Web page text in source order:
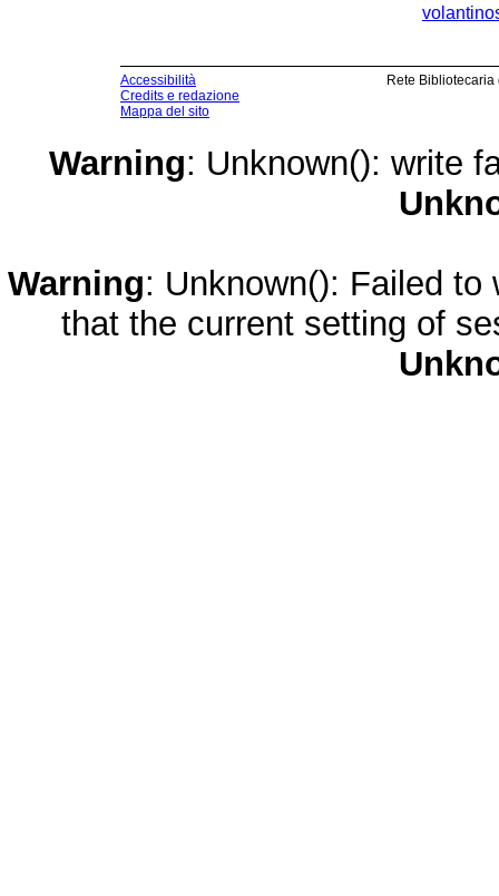
Accessibilità
Credits e redazione
Mappa del sito
Rete
Warning: Unknown(): write
Warning: Unknown(): Failed
that the current setting of